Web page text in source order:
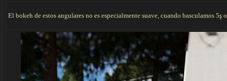
El bokeh de estos angulares no es especialmente suave, cuando basculamos 5ş